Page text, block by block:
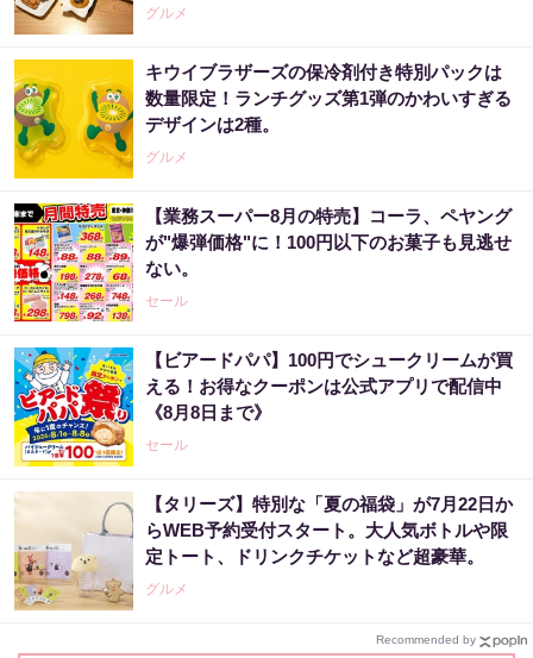
グルメ
キウイブラザーズの保冷剤付き特別パックは
数量限定！ランチグッズ第1弾のかわいすぎる
デザインは2種。
グルメ
【業務スーパー8月の特売】コーラ、ペヤング
が"爆弾価格"に！100円以下のお菓子も見逃せ
ない。
セール
【ビアードパパ】100円でシュークリームが買
える！お得なクーポンは公式アプリで配信中
《8月8日まで》
セール
【タリーズ】特別な「夏の福袋」が7月22日か
らWEB予約受付スタート。大人気ボトルや限
定トート、ドリンクチケットなど超豪華。
グルメ
Recommended by